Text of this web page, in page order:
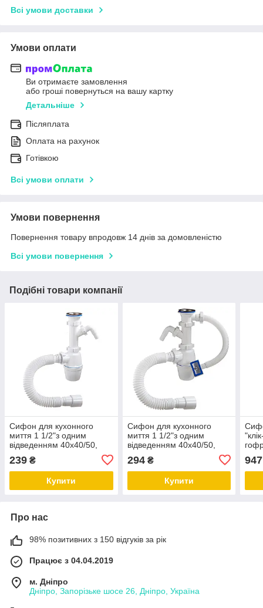
Всі умови доставки
Умови оплати
Ви отримаєте замовлення
або гроші повернуться на вашу картку
Детальніше
Післяплата
Оплата на рахунок
Готівкою
Всі умови оплати
Умови повернення
Повернення товару впродовж 14 днів за домовленістю
Всі умови повернення
Подібні товари компанії
Сифон для кухонного
миття 1 1/2"з одним
відведенням 40х40/50,
239 ₴
Купити
Сифон для кухонного
миття 1 1/2"з одним
відведенням 40х40/50,
294₴
Купити
947
Про нас
98% позитивних з 150 відгуків за рік
Працює з 04.04.2019
м. Дніпро
Дніпро, Запорізьке шосе 26, Дніпро, Україна